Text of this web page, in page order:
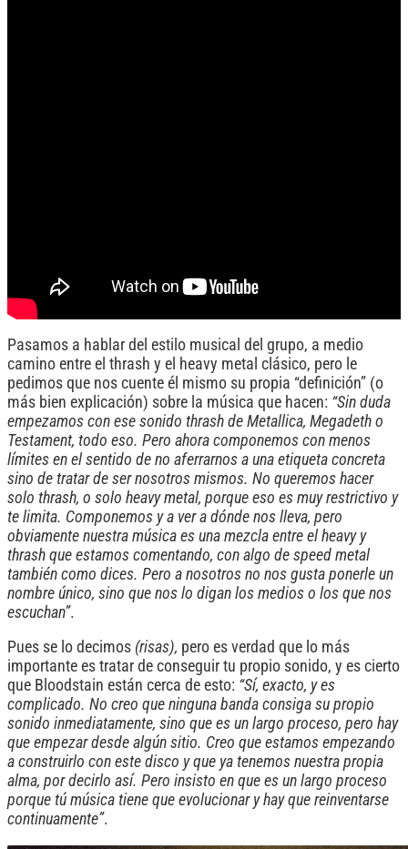
Pasamos a hablar del estilo musical del grupo, a medio
camino entre el thrash y el heavy metal clásico, pero le
pedimos que nos cuente él mismo su propia “definición” (o
más bien explicación) sobre la música que hacen: “Sin duda
empezamos con ese sonido thrash de Metallica, Megadeth o
Testament, todo eso. Pero ahora componemos con menos
límites en el sentido de no aferrarnos a una etiqueta concreta
sino de tratar de ser nosotros mismos. No queremos hacer
solo thrash, o solo heavy metal, porque eso es muy restrictivo y
te limita. Componemos y a ver a dónde nos lleva, pero
obviamente nuestra música es una mezcla entre el heavy y
thrash que estamos comentando, con algo de speed metal
también como dices. Pero a nosotros no nos gusta ponerle un
nombre único, sino que nos lo digan los medios o los que nos
escuchan”.
Pues se lo decimos (risas), pero es verdad que lo más
importante es tratar de conseguir tu propio sonido, y es cierto
que Bloodstain están cerca de esto: “Sí, exacto, y es
complicado. No creo que ninguna banda consiga su propio
sonido inmediatamente, sino que es un largo proceso, pero hay
que empezar desde algún sitio. Creo que estamos empezando
a construirlo con este disco y que ya tenemos nuestra propia
alma, por decirlo así. Pero insisto en que es un largo proceso
porque tú música tiene que evolucionar y hay que reinventarse
continuamente”.